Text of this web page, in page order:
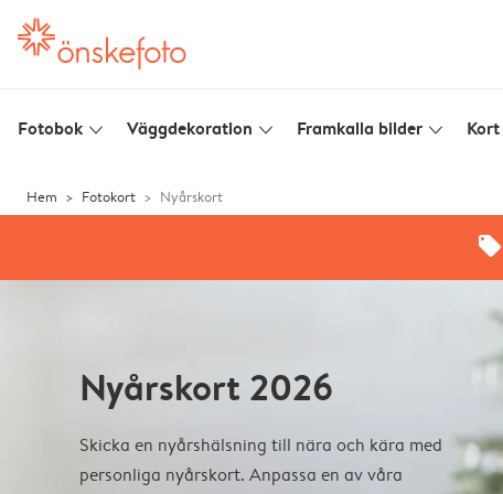
Fotobok slim_arrow_down Väggdekoration slim_arrow_down Framkalla bilder slim_arrow_down Kort
Hem Fotokort Nyårskort
offers
Nyårskort 2026
Skicka en nyårshälsning till nära och kära med
personliga nyårskort. Anpassa en av våra